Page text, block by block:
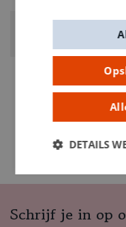
Schrijf je in op
DETAILS